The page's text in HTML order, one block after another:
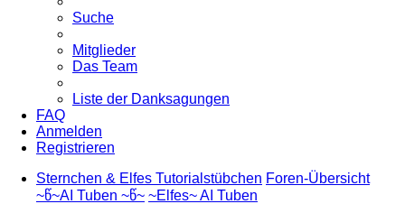
Suche
Mitglieder
Das Team
Liste der Danksagungen
FAQ
Anmelden
Registrieren
Sternchen & Elfes Tutorialstübchen Foren-Übersicht
~წ~AI Tuben ~წ~ ~Elfes~ AI Tuben